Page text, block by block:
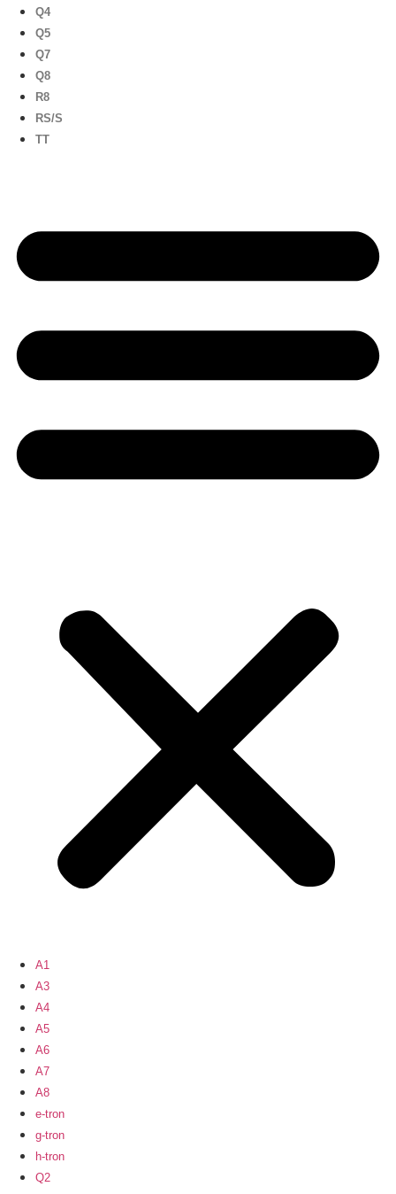
Q4
Q5
Q7
Q8
R8
RS/S
TT
A1
A3
A4
A5
A6
A7
A8
e-tron
g-tron
h-tron
Q2